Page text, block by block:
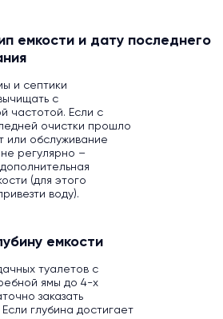
емкости и дату последнего
и септики
с
частотой. Если с
очистки прошло
или обслуживание
регулярно –
(для этого
воду).
емкости
туалетов с
ямы до 4-х
заказать
глубина достигает